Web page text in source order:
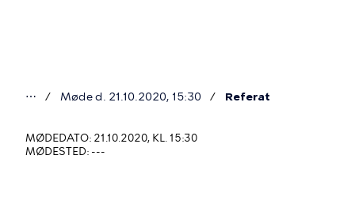
er
her
⋯ Møde d. 21.10.2020, 15:30 Referat
MØDEDATO: 21.10.2020, KL. 15:30
MØDESTED: ---